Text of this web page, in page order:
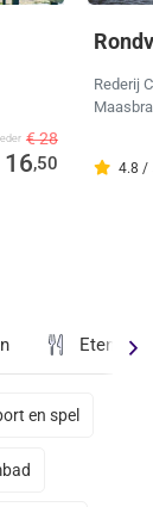
€ 28
16,50
Rederij
4.8 /
Eten &
en spel